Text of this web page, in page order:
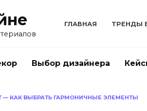
ГЛАВНАЯ ТРЕНДЫ
Выбор дизайнера
— КАК ВЫБРАТЬ ГАРМОНИЧНЫЕ ЭЛЕМЕНТЫ